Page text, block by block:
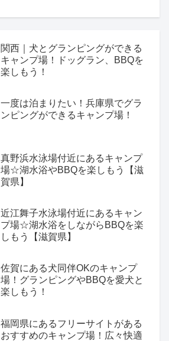
関西｜犬とグランピングができる
キャンプ場！ドッグラン、BBQを
楽しもう！
一度は泊まりたい！兵庫県でグラ
ンピングができるキャンプ場！
真野浜水泳場付近にあるキャンプ
場☆湖水浴やBBQを楽しもう【滋
賀県】
近江舞子水泳場付近にあるキャン
プ場☆湖水浴をしながらBBQを楽
しもう【滋賀県】
佐賀にある犬同伴OKのキャンプ
場！グランピングやBBQを愛犬と
楽しもう！
福岡県にあるフリーサイトがある
おすすめのキャンプ場！広々快適